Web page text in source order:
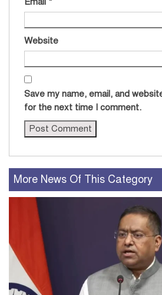
Website
Save my name, email, and
for the next time I comment.
More News Of This Category